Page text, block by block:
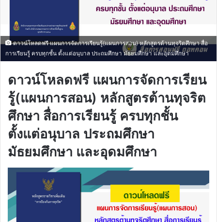
ดาวน์โหลดฟรี แผนการจัดการเรียนรู้(แผนการสอน) หลักสูตรต้านทุจริตศึกษา สื่อ
การเรียนรู้ ครบทุกชั้น ตั้งแต่อนุบาล ประถมศึกษา มัธยมศึกษา และอุดมศึกษา
ดาวน์โหลดฟรี แผนการจัดการเรียน
รู้(แผนการสอน) หลักสูตรต้านทุจริต
ศึกษา สื่อการเรียนรู้ ครบทุกชั้น
ตั้งแต่อนุบาล ประถมศึกษา
มัธยมศึกษา และอุดมศึกษา